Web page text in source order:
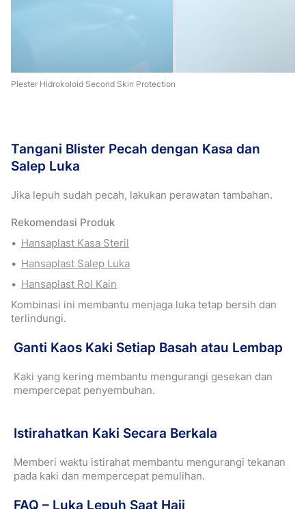
Plester Hidrokoloid Second Skin Protection
Tangani Blister Pecah dengan Kasa dan
Salep Luka
Jika lepuh sudah pecah, lakukan perawatan tambahan.
Rekomendasi Produk
Hansaplast Kasa Steril
Hansaplast Salep Luka
Hansaplast Rol Kain
Kombinasi ini membantu menjaga luka tetap bersih dan
terlindungi.
Ganti Kaos Kaki Setiap Basah atau Lembap
Kaki yang kering membantu mengurangi gesekan dan
mempercepat penyembuhan.
Istirahatkan Kaki Secara Berkala
Memberi waktu istirahat membantu mengurangi tekanan
pada kaki dan mempercepat pemulihan.
FAQ – Luka Lepuh Saat Haji